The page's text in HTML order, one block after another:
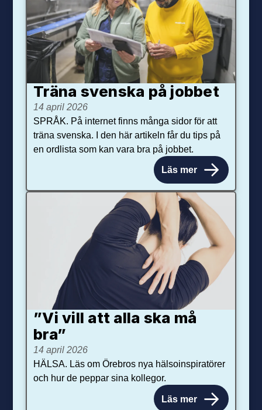
Träna svenska på jobbet
14 april 2026
SPRÅK. På internet finns många sidor för att
träna svenska. I den här artikeln får du tips på
en ordlista som kan vara bra på jobbet.
Läs mer
”Vi vill att alla ska må
bra”
14 april 2026
HÄLSA. Läs om Örebros nya hälsoinspiratörer
och hur de peppar sina kollegor.
Läs mer